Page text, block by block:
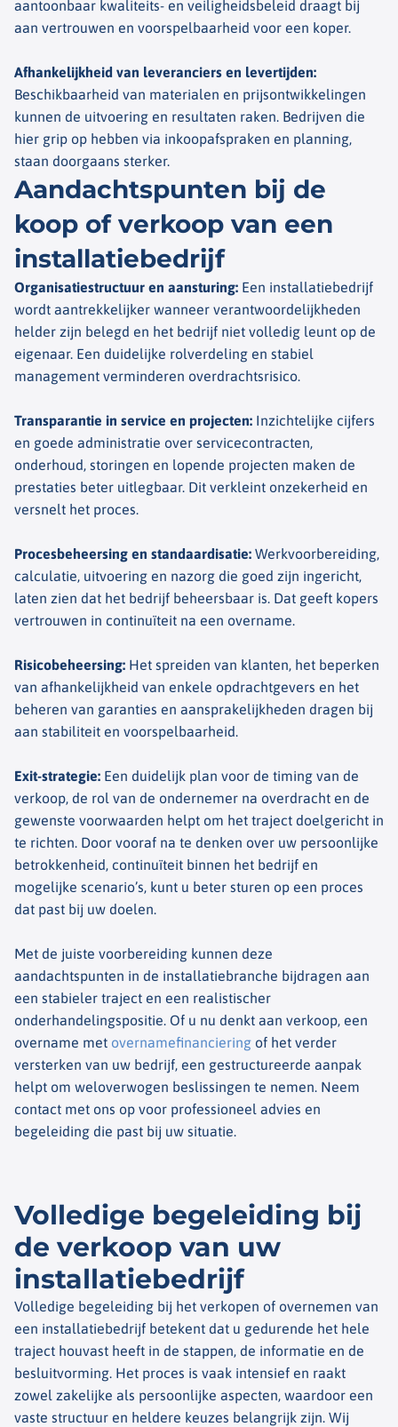
aantoonbaar kwaliteits- en veiligheidsbeleid draagt bij
aan vertrouwen en voorspelbaarheid voor een koper.
Afhankelijkheid van leveranciers en levertijden:
Beschikbaarheid van materialen en prijsontwikkelingen
kunnen de uitvoering en resultaten raken. Bedrijven die
hier grip op hebben via inkoopafspraken en planning,
staan doorgaans sterker.
Aandachtspunten bij de
koop of verkoop van een
installatiebedrijf
Organisatiestructuur en aansturing: Een installatiebedrijf
wordt aantrekkelijker wanneer verantwoordelijkheden
helder zijn belegd en het bedrijf niet volledig leunt op de
eigenaar. Een duidelijke rolverdeling en stabiel
management verminderen overdrachtsrisico.
Transparantie in service en projecten: Inzichtelijke cijfers
en goede administratie over servicecontracten,
onderhoud, storingen en lopende projecten maken de
prestaties beter uitlegbaar. Dit verkleint onzekerheid en
versnelt het proces.
Procesbeheersing en standaardisatie: Werkvoorbereiding,
calculatie, uitvoering en nazorg die goed zijn ingericht,
laten zien dat het bedrijf beheersbaar is. Dat geeft kopers
vertrouwen in continuïteit na een overname.
Risicobeheersing: Het spreiden van klanten, het beperken
van afhankelijkheid van enkele opdrachtgevers en het
beheren van garanties en aansprakelijkheden dragen bij
aan stabiliteit en voorspelbaarheid.
Exit-strategie: Een duidelijk plan voor de timing van de
verkoop, de rol van de ondernemer na overdracht en de
gewenste voorwaarden helpt om het traject doelgericht in
te richten. Door vooraf na te denken over uw persoonlijke
betrokkenheid, continuïteit binnen het bedrijf en
mogelijke scenario’s, kunt u beter sturen op een proces
dat past bij uw doelen.
Met de juiste voorbereiding kunnen deze
aandachtspunten in de installatiebranche bijdragen aan
een stabieler traject en een realistischer
onderhandelingspositie. Of u nu denkt aan verkoop, een
overname met overnamefinanciering of het verder
versterken van uw bedrijf, een gestructureerde aanpak
helpt om weloverwogen beslissingen te nemen. Neem
contact met ons op voor professioneel advies en
begeleiding die past bij uw situatie.
Volledige begeleiding bij
de verkoop van uw
installatiebedrijf
Volledige begeleiding bij het verkopen of overnemen van
een installatiebedrijf betekent dat u gedurende het hele
traject houvast heeft in de stappen, de informatie en de
besluitvorming. Het proces is vaak intensief en raakt
zowel zakelijke als persoonlijke aspecten, waardoor een
vaste structuur en heldere keuzes belangrijk zijn. Wij